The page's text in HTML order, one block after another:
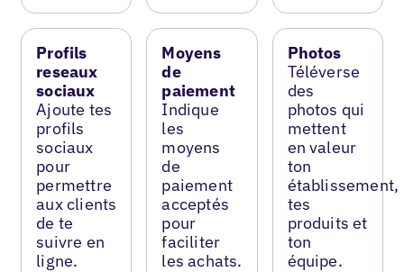
Profils
reseaux
sociaux
Ajoute tes
profils
sociaux
pour
permettre
aux clients
de te
suivre en
ligne.
Moyens
de
paiement
Indique
les
moyens
de
paiement
acceptés
pour
faciliter
les achats.
Photos
Téléverse
des
photos qui
mettent
en valeur
ton
établissement,
tes
produits et
ton
équipe.